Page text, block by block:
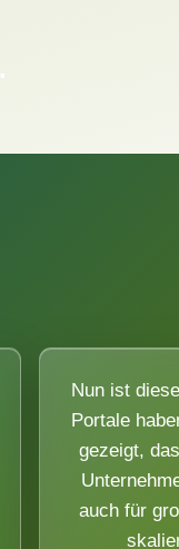
Nun ist
Portale
gezeigt,
auch für